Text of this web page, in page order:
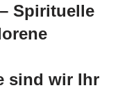
Spirituelle
sind wir Ihr